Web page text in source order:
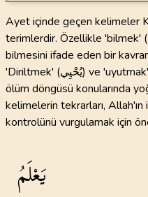
Ayet içinde geçen kelimeler
terimlerdir. Özellikle 'bilmek' (يَعْلَمُ) kelimesi, Allah'ın her şeyi
bilmesini ifade eden bir
'Diriltmek' (يُحْيِي) ve 'uyutmak' (يُوَفِّقُ) kelimeleri ise yaşam ve
ölüm döngüsü konularında
kelimelerin tekrarları, Allah'ın
kontrolünü vurgulamak için
يَعْلَمُ